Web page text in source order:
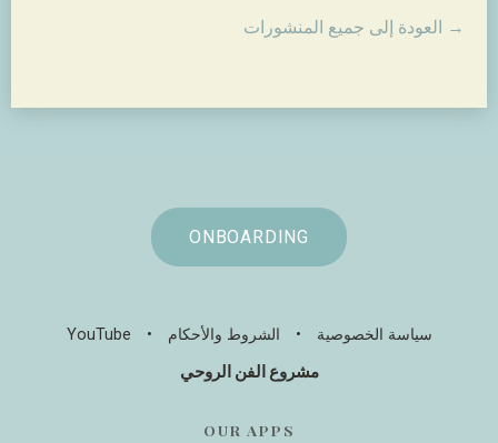
→ العودة إلى جميع المنشورات
ONBOARDING
سياسة الخصوصية • الشروط والأحكام •
YouTube
مشروع الفن الروحي
OUR APPS